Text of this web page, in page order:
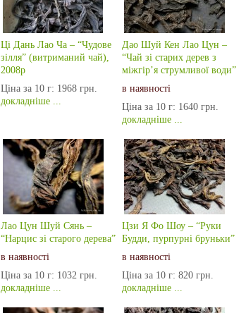
Ці Дань Лао Ча – “Чудове
зілля” (витриманий чай),
2008р
Ціна за 10 г: 1968 грн.
докладніше ...
Дао Шуй Кен Лао Цун –
“Чай зі старих дерев з
міжгір’я струмливої води”
в наявності
Ціна за 10 г: 1640 грн.
докладніше ...
Лао Цун Шуй Сянь –
“Нарцис зі старого дерева”
в наявності
Ціна за 10 г: 1032 грн.
докладніше ...
Цзи Я Фо Шоу – “Руки
Будди, пурпурні бруньки”
в наявності
Ціна за 10 г: 820 грн.
докладніше ...